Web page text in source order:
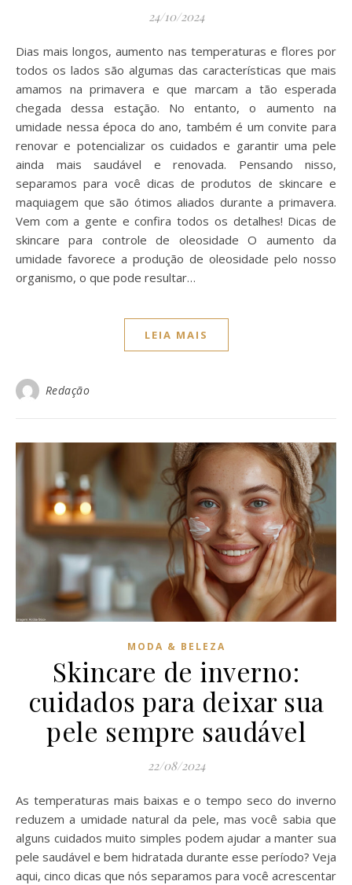
24/10/2024
Dias mais longos, aumento nas temperaturas e flores por
todos os lados são algumas das características que mais
amamos na primavera e que marcam a tão esperada
chegada dessa estação. No entanto, o aumento na
umidade nessa época do ano, também é um convite para
renovar e potencializar os cuidados e garantir uma pele
ainda mais saudável e renovada. Pensando nisso,
separamos para você dicas de produtos de skincare e
maquiagem que são ótimos aliados durante a primavera.
Vem com a gente e confira todos os detalhes! Dicas de
skincare para controle de oleosidade O aumento da
umidade favorece a produção de oleosidade pelo nosso
organismo, o que pode resultar…
LEIA MAIS
Redação
MODA & BELEZA
Skincare de inverno:
cuidados para deixar sua
pele sempre saudável
22/08/2024
As temperaturas mais baixas e o tempo seco do inverno
reduzem a umidade natural da pele, mas você sabia que
alguns cuidados muito simples podem ajudar a manter sua
pele saudável e bem hidratada durante esse período? Veja
aqui, cinco dicas que nós separamos para você acrescentar